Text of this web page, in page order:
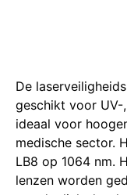
De
geschikt voor UV-
ideaal voor
medische sector.
LB8 op 1064 nm.
lenzen worden